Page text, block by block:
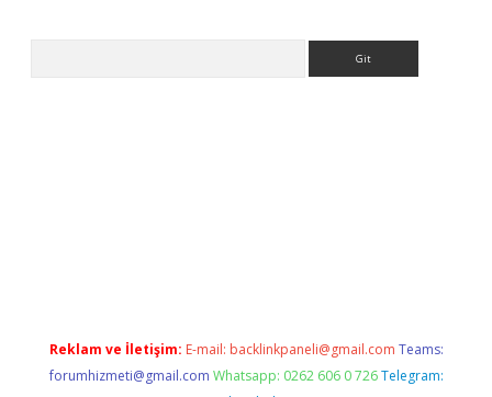
Reklam ve İletişim: E-mail: backlinkpaneli@gmail.com Teams:
forumhizmeti@gmail.com Whatsapp: 0262 606 0 726 Telegram: